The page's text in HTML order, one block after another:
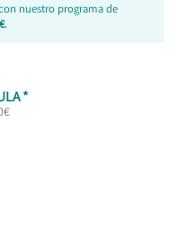
nuestro programa de
.
*